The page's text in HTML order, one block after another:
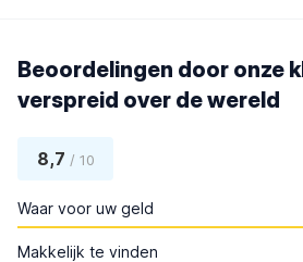
Beoordelingen door onze
verspreid over de wereld
8,7 / 10
Waar voor uw geld
Makkelijk te vinden